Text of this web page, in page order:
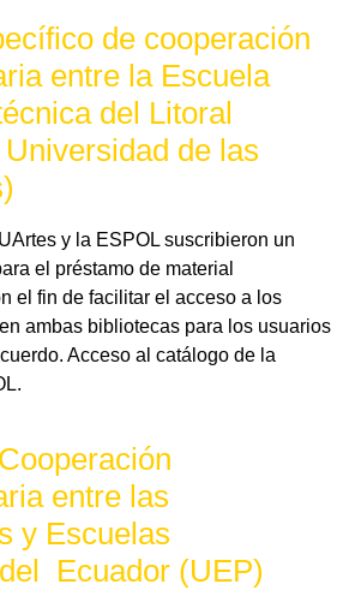
de cooperación
entre la Escuela
del Litoral
de las
y la ESPOL suscribieron un
el préstamo de material
el fin de facilitar el acceso a los
ambas bibliotecas para los usuarios
Acceso al catálogo de la
entre las
y Escuelas
Ecuador (UEP)